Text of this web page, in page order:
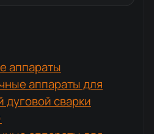
аппараты
аппараты для
дуговой сварки